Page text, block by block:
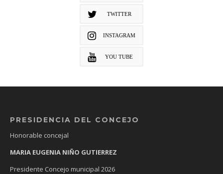
TWITTER
INSTAGRAM
YOU TUBE
PRESIDENCIA DEL CONCEJO
Honorable concejal
MARIA EUGENIA NIÑO GUTIERREZ
Presidente Concejo municipal 2026